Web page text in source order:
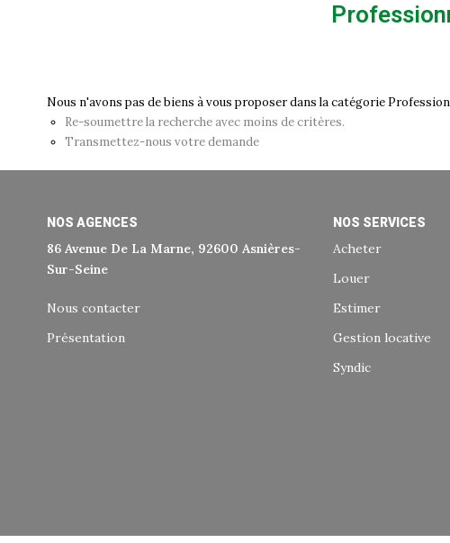
Nous n'avons pas de biens à vous proposer dans la catégorie
Re-soumettre la recherche avec moins de critères.
Transmettez-nous votre demande
NOS AGENCES
86 Avenue De La Marne, 92600 Asnières-
Sur-Seine
Nous contacter
Présentation
NOS SERVICES
Acheter
Louer
Estimer
Gestion locative
Syndic